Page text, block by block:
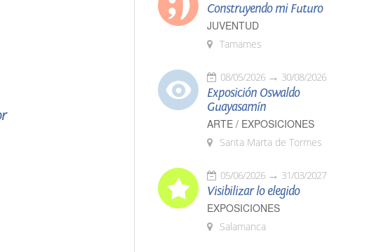
Construyendo mi Futuro
JUVENTUD
Tamames
08/05/2026 30/08/2026
Exposición Oswaldo
Guayasamín
ARTE / EXPOSICIONES
Santa Marta de Tormes
05/06/2026 31/03/2027
Visibilizar lo elegido
EXPOSICIONES
Salamanca